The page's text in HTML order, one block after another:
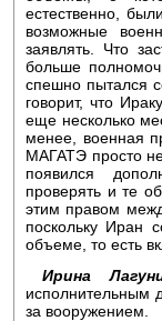
естественно,
возможные
заявлять. Что
больше
спешно пытался
говорит, что
еще несколько
менее, военная
МАГАТЭ просто
появился
проверять и те
этим правом
поскольку Иран
объеме, то есть
Ирина
исполнительным
за вооружением.